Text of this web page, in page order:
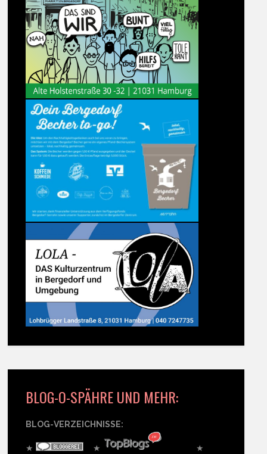
BLOG-O-SPÄHRE UND MEHR:
BLOG-VERZEICHNISSE:
★ ★ ★